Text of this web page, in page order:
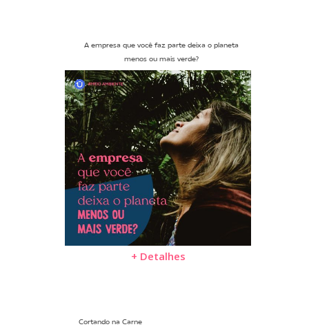
A empresa que você faz parte deixa o planeta
menos ou mais verde?
+ Detalhes
Cortando na Carne